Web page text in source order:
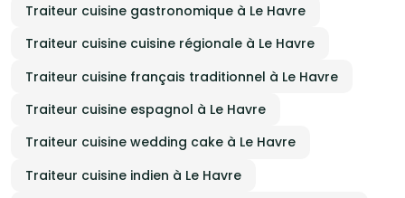
Traiteur cuisine gastronomique à Le Havre
Traiteur cuisine cuisine régionale à Le Havre
Traiteur cuisine français traditionnel à Le Havre
Traiteur cuisine espagnol à Le Havre
Traiteur cuisine wedding cake à Le Havre
Traiteur cuisine indien à Le Havre